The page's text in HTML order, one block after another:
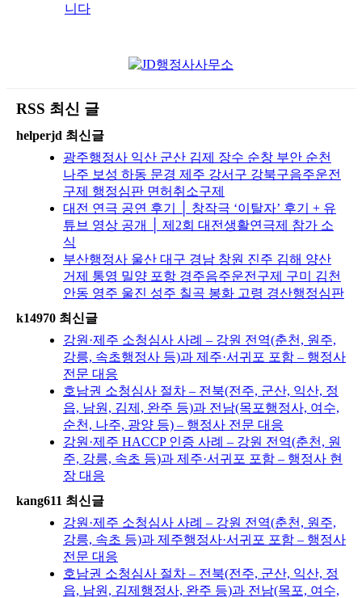
니다
RSS 최신 글
helperjd 최신글
광주행정사 익산 군산 김제 장수 순창 부안 순천
나주 보성 하동 문경 제주 강서구 강북구음주운전
구제 행정심판 면허취소구제
대전 연극 공연 후기 │ 창작극 ‘이탈자’ 후기 + 유
튜브 영상 공개 │ 제2회 대전생활연극제 참가 소
식
부산행정사 울산 대구 경남 창원 진주 김해 양산
거제 통영 밀양 포항 경주음주운전구제 구미 김천
안동 영주 울진 성주 칠곡 봉화 고령 경산행정심판
k14970 최신글
강원·제주 소청심사 사례 – 강원 전역(춘천, 원주,
강릉, 속초행정사 등)과 제주·서귀포 포함 – 행정사
전문 대응
호남권 소청심사 절차 – 전북(전주, 군산, 익산, 정
읍, 남원, 김제, 완주 등)과 전남(목포행정사, 여수,
순천, 나주, 광양 등) – 행정사 전문 대응
강원·제주 HACCP 인증 사례 – 강원 전역(춘천, 원
주, 강릉, 속초 등)과 제주·서귀포 포함 – 행정사 현
장 대응
kang611 최신글
강원·제주 소청심사 사례 – 강원 전역(춘천, 원주,
강릉, 속초 등)과 제주행정사·서귀포 포함 – 행정사
전문 대응
호남권 소청심사 절차 – 전북(전주, 군산, 익산, 정
읍, 남원, 김제행정사, 완주 등)과 전남(목포, 여수,